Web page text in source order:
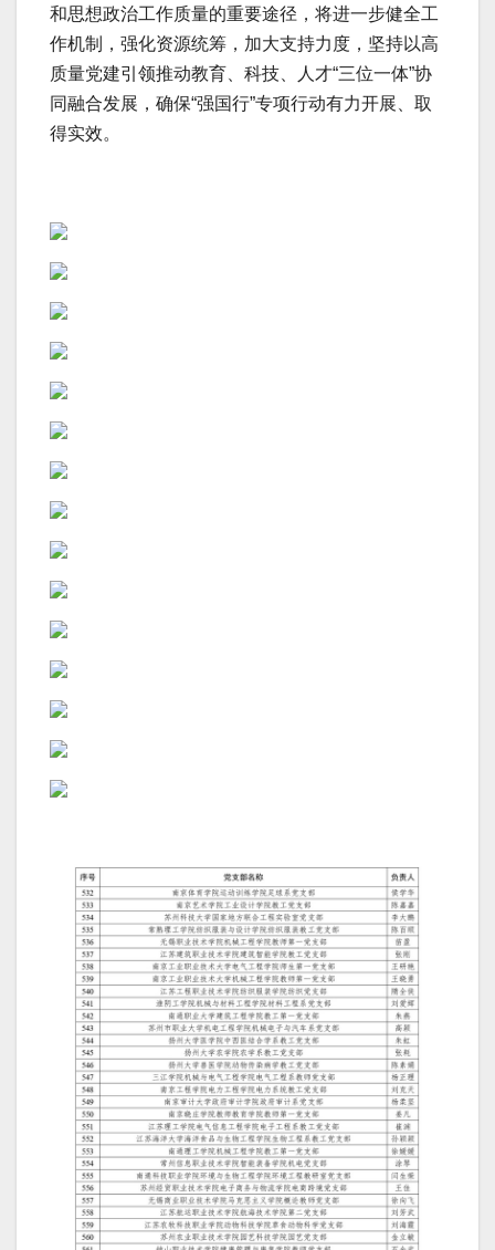
和思想政治工作质量的重要途径，将进一步健全工
作机制，强化资源统筹，加大支持力度，坚持以高
质量党建引领推动教育、科技、人才“三位一体”协
同融合发展，确保“强国行”专项行动有力开展、取
得实效。